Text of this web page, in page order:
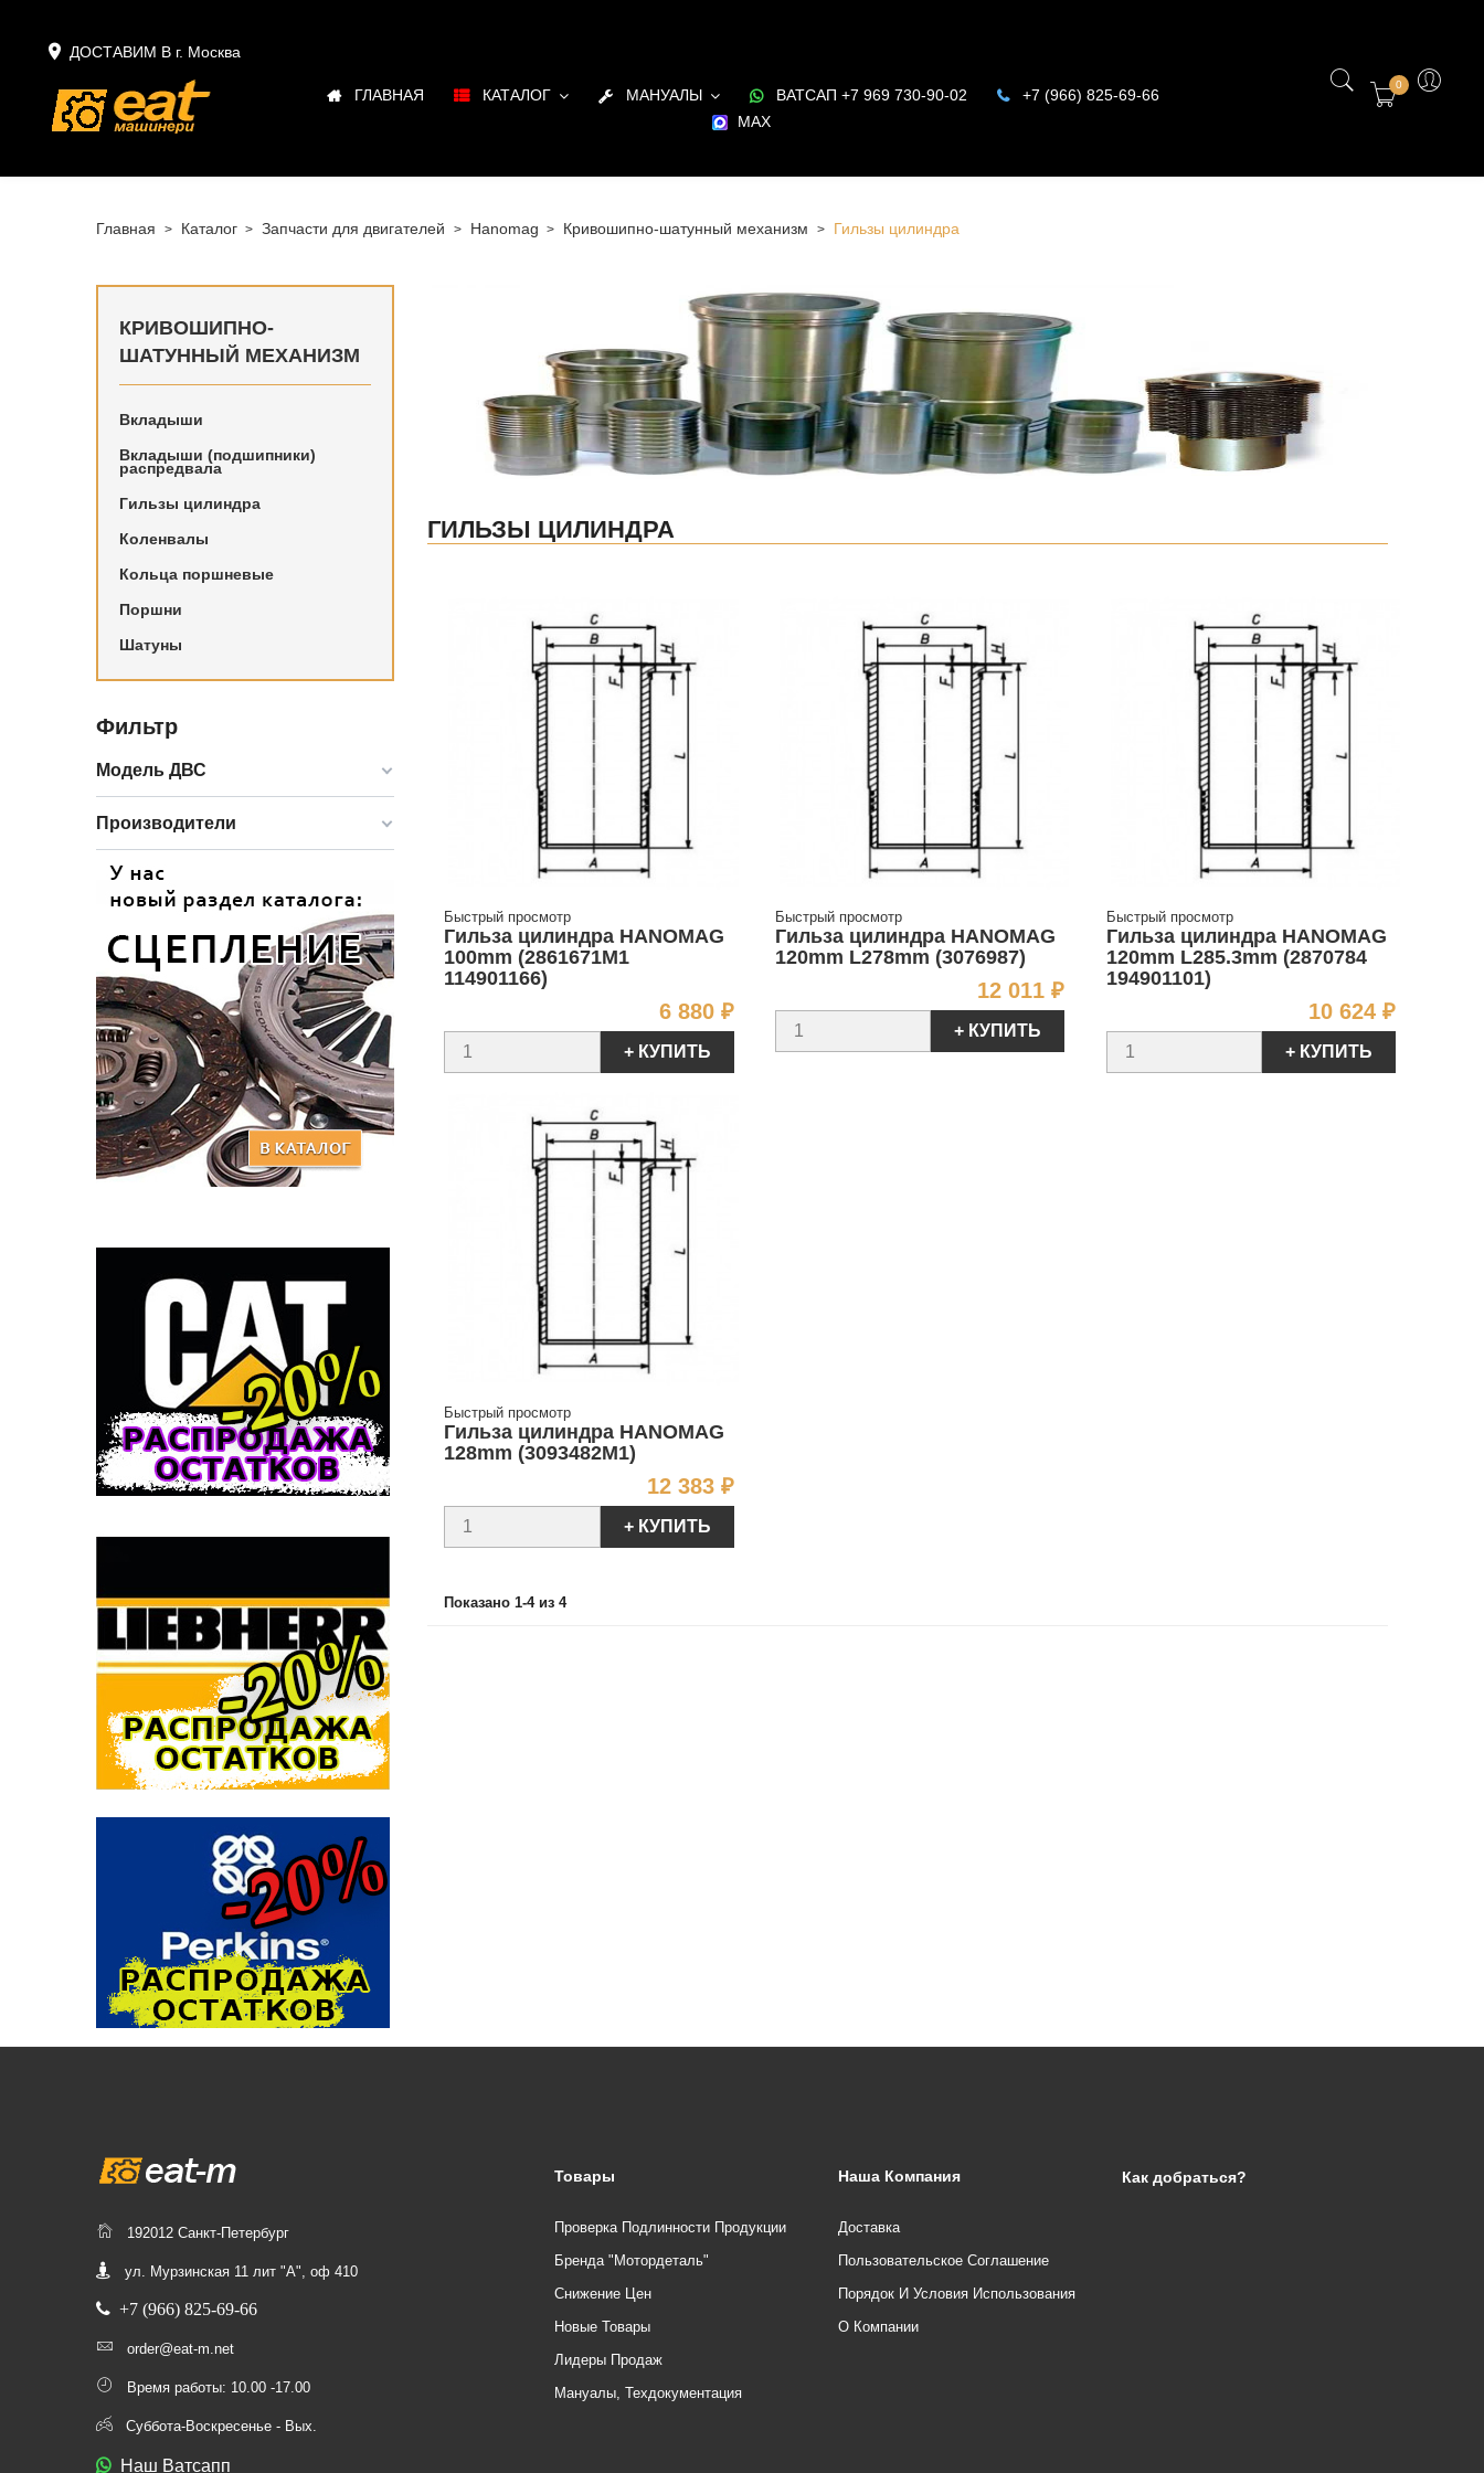
 ДОСТАВИМ В г. Москва
ГЛАВНАЯ КАТАЛОГ МАНУАЛЫ ВАТСАП +7 969 730-90-02
+7 (966) 825-69-66
MAX
0
Главная Каталог Запчасти для двигателей Hanomag Кривошипно-шатунный механизм Гильзы цилиндра
КРИВОШИПНО-
ШАТУННЫЙ МЕХАНИЗМ
Вкладыши
Вкладыши (подшипники)
распредвала
Гильзы цилиндра
Коленвалы
Кольца поршневые
Поршни
Шатуны
Фильтр
Модель ДВС
Производители
Купить в Санкт-Петербурге Гильзы цилиндра для двигателя
Hanomag в наличии и под заказ
ГИЛЬЗЫ ЦИЛИНДРА
Быстрый просмотр
Гильза цилиндра HANOMAG
100mm (2861671M1
114901166)
6 880 ₽Цена
+ КУПИТЬ
Быстрый просмотр
Гильза цилиндра HANOMAG
120mm L278mm (3076987)
12 011 ₽Цена
+ КУПИТЬ
Быстрый просмотр
Гильза цилиндра HANOMAG
120mm L285.3mm (2870784
194901101)
10 624 ₽Цена
+ КУПИТЬ
Быстрый просмотр
Гильза цилиндра HANOMAG
128mm (3093482M1)
12 383 ₽Цена
+ КУПИТЬ
Показано 1-4 из 4
192012 Санкт-Петербург
ул. Мурзинская 11 лит "А", оф 410
+7 (966) 825-69-66
order@eat-m.net
Время работы: 10.00 -17.00
Суббота-Воскресенье - Вых.
Наш Ватсапп
Товары
Проверка Подлинности Продукции
Бренда "Мотордеталь"
Снижение Цен
Новые Товары
Лидеры Продаж
Мануалы, Техдокументация
Наша Компания
Доставка
Пользовательское Соглашение
Порядок И Условия Использования
О Компании
Как добраться?